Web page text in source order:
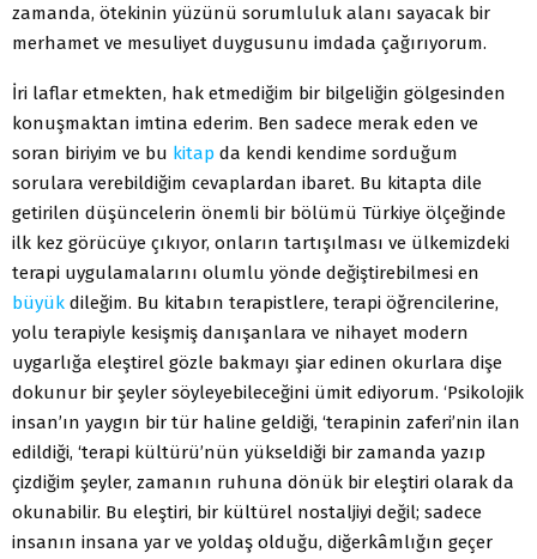
zamanda, ötekinin yüzünü sorumluluk alanı sayacak bir
merhamet ve mesuliyet duygusunu imdada çağırıyorum.
İri laflar etmekten, hak etmediğim bir bilgeliğin gölgesinden
konuşmaktan imtina ederim. Ben sadece merak eden ve
soran biriyim ve bu kitap da kendi kendime sorduğum
sorulara verebildiğim cevaplardan ibaret. Bu kitapta dile
getirilen düşüncelerin önemli bir bölümü Türkiye ölçeğinde
ilk kez görücüye çıkıyor, onların tartışılması ve ülkemizdeki
terapi uygulamalarını olumlu yönde değiştirebilmesi en
büyük dileğim. Bu kitabın terapistlere, terapi öğrencilerine,
yolu terapiyle kesişmiş danışanlara ve nihayet modern
uygarlığa eleştirel gözle bakmayı şiar edinen okurlara dişe
dokunur bir şeyler söyleyebileceğini ümit ediyorum. ‘Psikolojik
insan’ın yaygın bir tür haline geldiği, ‘terapinin zaferi’nin ilan
edildiği, ‘terapi kültürü’nün yükseldiği bir zamanda yazıp
çizdiğim şeyler, zamanın ruhuna dönük bir eleştiri olarak da
okunabilir. Bu eleştiri, bir kültürel nostaljiyi değil; sadece
insanın insana yar ve yoldaş olduğu, diğerkâmlığın geçer